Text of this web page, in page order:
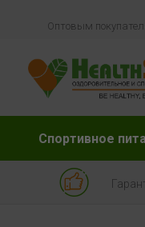
Оптовым
Спортивное